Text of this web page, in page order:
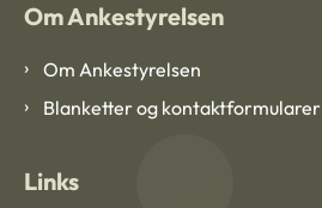
Om Ankestyrelsen
Om Ankestyrelsen
Blanketter og kontaktformularer
Links